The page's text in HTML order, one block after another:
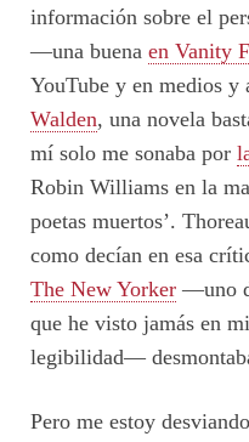
información sobre el
—una buena en Vanity
YouTube y en medios
Walden, una novela
mí solo me sonaba por
Robin Williams en la
poetas muertos’.
como decían en esa
The New Yorker —uno
que he visto jamás en
legibilidad—
Pero me estoy